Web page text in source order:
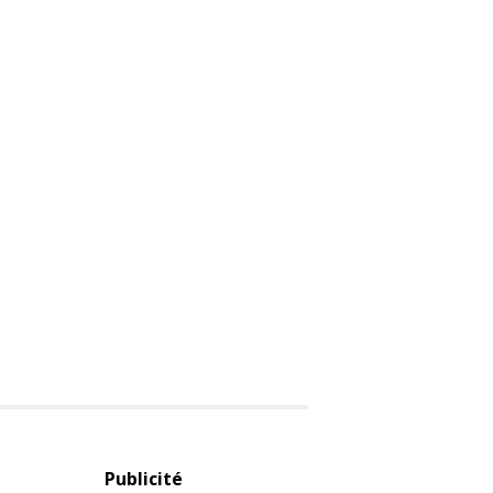
Publicité